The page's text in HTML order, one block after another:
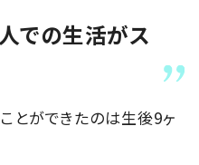
での生活がス
とができたのは生後9ヶ